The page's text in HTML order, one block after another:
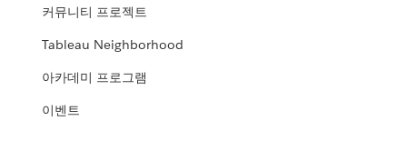
커뮤니티 프로젝트
Tableau Neighborhood
아카데미 프로그램
이벤트